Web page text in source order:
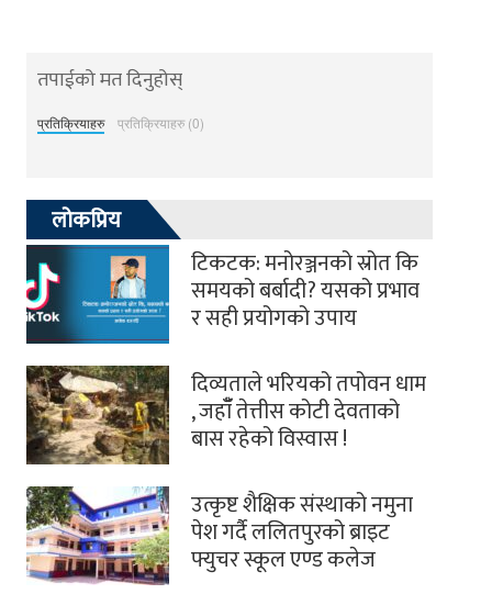
तपाईको मत दिनुहोस्
प्रतिक्रियाहरु प्रतिक्रियाहरु (0)
लोकप्रिय
टिकटक: मनोरञ्जनको स्रोत कि
समयको बर्बादी? यसको प्रभाव
र सही प्रयोगको उपाय
दिव्यताले भरियको तपोवन धाम
, जहाँँ तेत्तीस कोटी देवताको
बास रहेको विस्वास !
उत्कृष्ट शैक्षिक संस्थाको नमुना
पेश गर्दै ललितपुरको ब्राइट
फ्युचर स्कूल एण्ड कलेज